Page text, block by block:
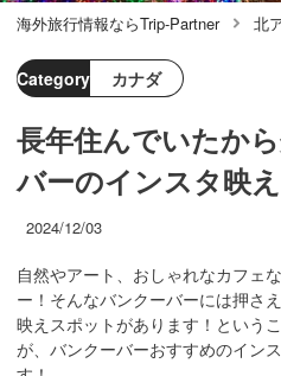
海外旅行情報ならTrip-Partner 北
Category カナダ
長年住んでいたか
バーのインスタ映
2024/12/03
自然やアート、おしゃれなカフェ
ー！そんなバンクーバーには押さ
映えスポットがあります！という
が、バンクーバーおすすめのイン